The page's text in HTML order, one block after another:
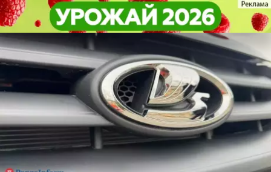
Пензенец со скуки угнал машину
сестры и отправился в колонию
Криминал Пензенец со скуки угнал машину
сестры и отправился в колонию
Криминал
Другие новости по
теме
Погода и курсы
валют в Пензе